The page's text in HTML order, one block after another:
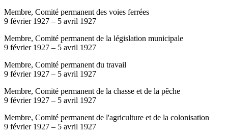
Membre, Comité permanent des voies ferrées
9 février 1927 – 5 avril 1927
Membre, Comité permanent de la législation municipale
9 février 1927 – 5 avril 1927
Membre, Comité permanent du travail
9 février 1927 – 5 avril 1927
Membre, Comité permanent de la chasse et de la pêche
9 février 1927 – 5 avril 1927
Membre, Comité permanent de l'agriculture et de la colonisation
9 février 1927 – 5 avril 1927